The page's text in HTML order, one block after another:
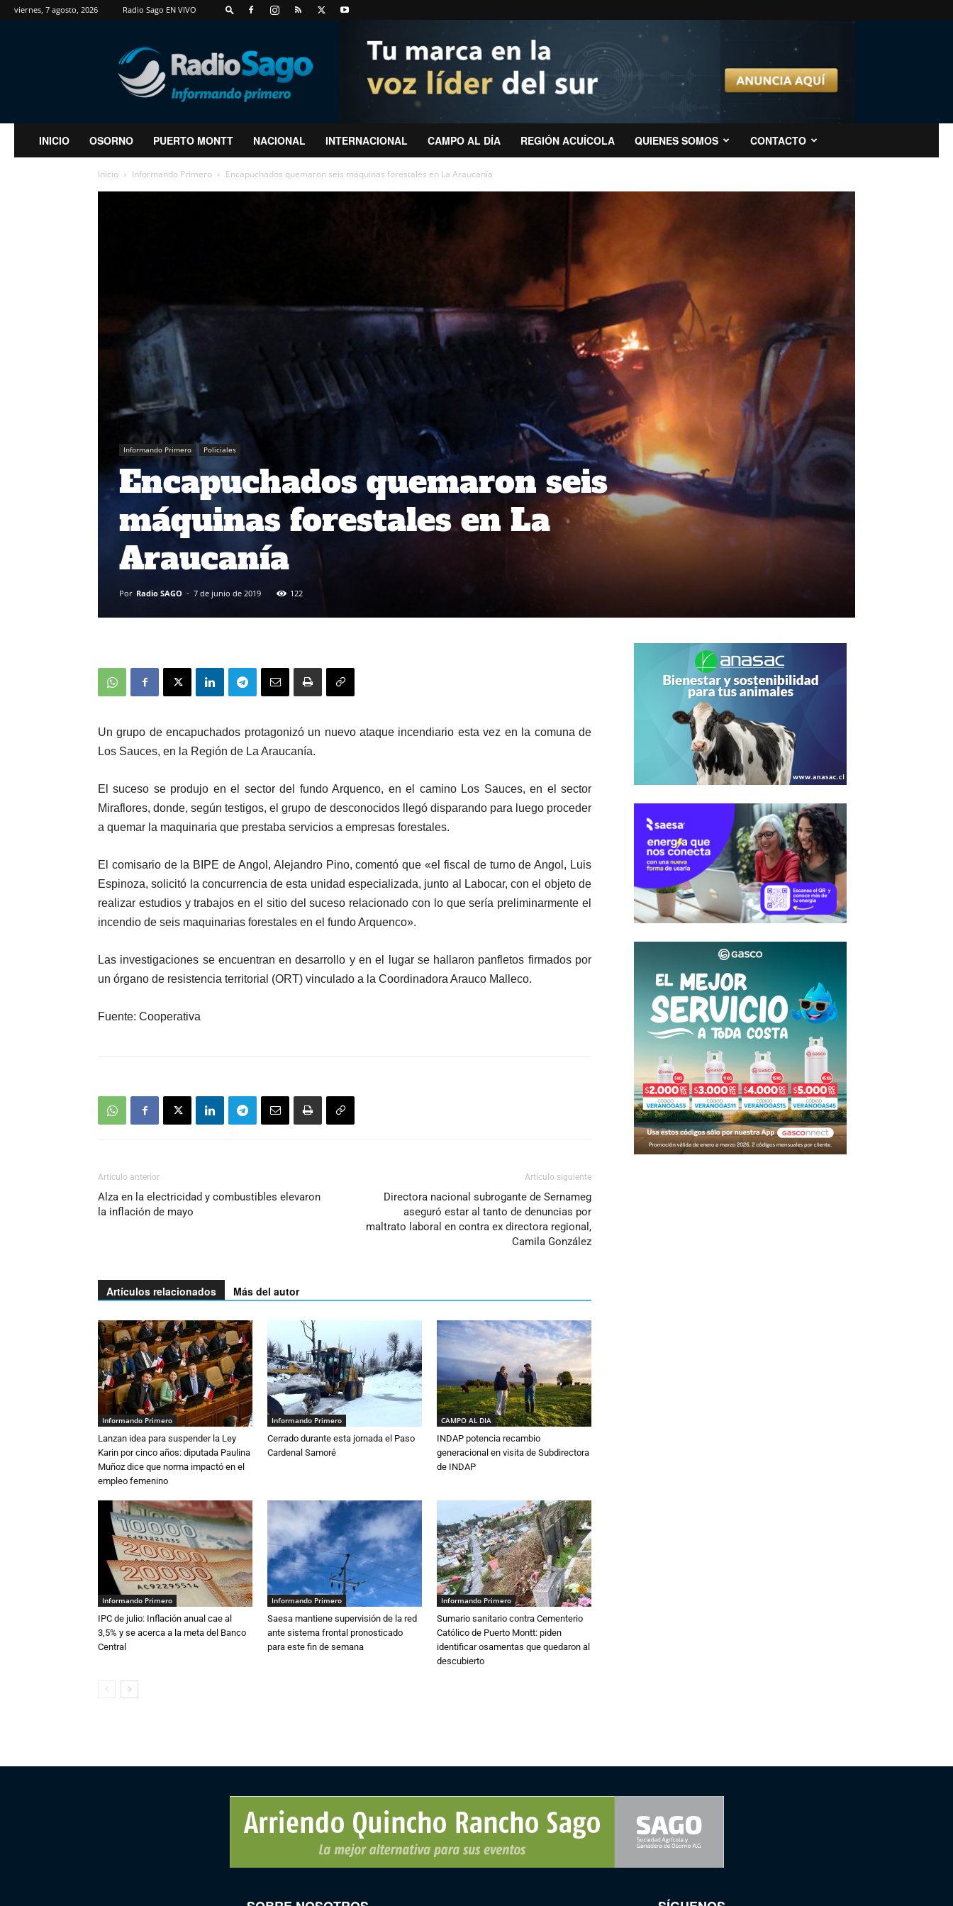
viernes, 7 agosto, 2026 Radio Sago EN VIVO
RadioSago
INICIO OSORNO PUERTO MONTT NACIONAL INTERNACIONAL CAMPO AL DÍA REGIÓN ACUÍCOLA QUIENES SOMOS CONTACTO
Inicio Informando Primero Encapuchados quemaron seis máquinas forestales en La Araucanía
Informando Primero Policiales
Encapuchados quemaron seis
máquinas forestales en La
Araucanía
Por Radio SAGO - 7 de junio de 2019 122
Un grupo de encapuchados protagonizó un nuevo ataque incendiario esta vez en la comuna de
Los Sauces, en la Región de La Araucanía.
El suceso se produjo en el sector del fundo Arquenco, en el camino Los Sauces, en el sector
Miraflores, donde, según testigos, el grupo de desconocidos llegó disparando para luego proceder
a quemar la maquinaria que prestaba servicios a empresas forestales.
El comisario de la BIPE de Angol, Alejandro Pino, comentó que «el fiscal de turno de Angol, Luis
Espinoza, solicitó la concurrencia de esta unidad especializada, junto al Labocar, con el objeto de
realizar estudios y trabajos en el sitio del suceso relacionado con lo que sería preliminarmente el
incendio de seis maquinarias forestales en el fundo Arquenco».
Las investigaciones se encuentran en desarrollo y en el lugar se hallaron panfletos firmados por
un órgano de resistencia territorial (ORT) vinculado a la Coordinadora Arauco Malleco.
Fuente: Cooperativa
Artículo anterior
Alza en la electricidad y combustibles elevaron
la inflación de mayo
Artículo siguiente
Directora nacional subrogante de Sernameg
aseguró estar al tanto de denuncias por
maltrato laboral en contra ex directora regional,
Camila González
Artículos relacionados Más del autor
Informando Primero
Lanzan idea para suspender la Ley
Karin por cinco años: diputada Paulina
Muñoz dice que norma impactó en el
empleo femenino
Informando Primero
Cerrado durante esta jornada el Paso
Cardenal Samoré
CAMPO AL DIA
INDAP potencia recambio
generacional en visita de Subdirectora
de INDAP
Informando Primero
IPC de julio: Inflación anual cae al
3,5% y se acerca a la meta del Banco
Central
Informando Primero
Saesa mantiene supervisión de la red
ante sistema frontal pronosticado
para este fin de semana
Informando Primero
Sumario sanitario contra Cementerio
Católico de Puerto Montt: piden
identificar osamentas que quedaron al
descubierto